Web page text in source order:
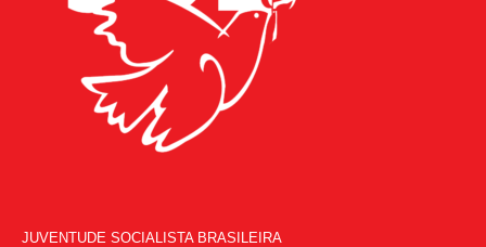
JUVENTUDE SOCIALISTA BRASILEIRA